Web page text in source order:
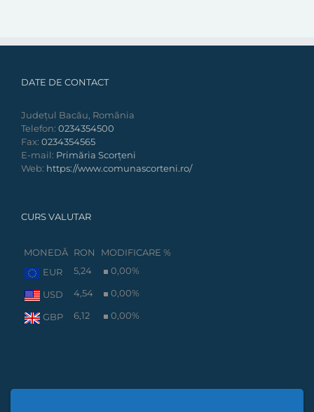
DATE DE CONTACT
Județul Bacău, România
Telefon: 0234354500
Fax: 0234354565
E-mail: Primăria Scorțeni
Web: https://www.comunascorteni.ro/
CURS VALUTAR
MONEDĂ RON
MODIFICARE %
EUR
5,24 0,00%
USD 4,54 0,00%
GBP 6,12 0,00%